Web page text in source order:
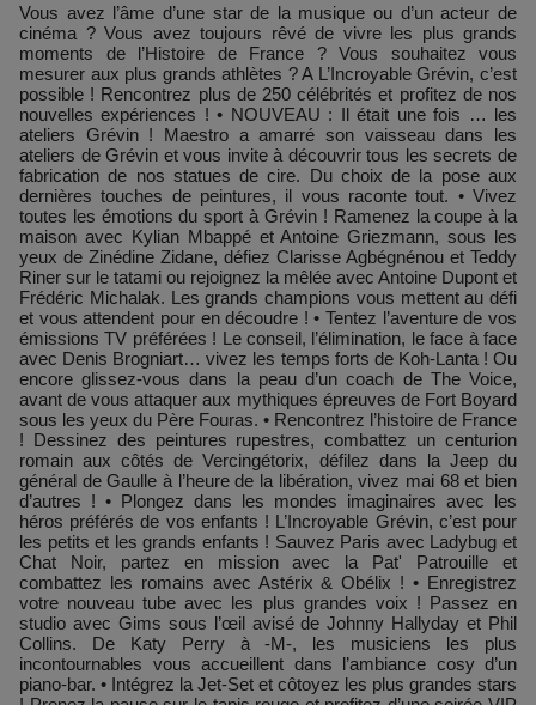
Vous avez l’âme d’une star de la musique ou d’un acteur de
cinéma ? Vous avez toujours rêvé de vivre les plus grands
moments de l’Histoire de France ? Vous souhaitez vous
mesurer aux plus grands athlètes ? A L’Incroyable Grévin, c’est
possible ! Rencontrez plus de 250 célébrités et profitez de nos
nouvelles expériences ! • NOUVEAU : Il était une fois … les
ateliers Grévin ! Maestro a amarré son vaisseau dans les
ateliers de Grévin et vous invite à découvrir tous les secrets de
fabrication de nos statues de cire. Du choix de la pose aux
dernières touches de peintures, il vous raconte tout. • Vivez
toutes les émotions du sport à Grévin ! Ramenez la coupe à la
maison avec Kylian Mbappé et Antoine Griezmann, sous les
yeux de Zinédine Zidane, défiez Clarisse Agbégnénou et Teddy
Riner sur le tatami ou rejoignez la mêlée avec Antoine Dupont et
Frédéric Michalak. Les grands champions vous mettent au défi
et vous attendent pour en découdre ! • Tentez l’aventure de vos
émissions TV préférées ! Le conseil, l’élimination, le face à face
avec Denis Brogniart… vivez les temps forts de Koh-Lanta ! Ou
encore glissez-vous dans la peau d’un coach de The Voice,
avant de vous attaquer aux mythiques épreuves de Fort Boyard
sous les yeux du Père Fouras. • Rencontrez l’histoire de France
! Dessinez des peintures rupestres, combattez un centurion
romain aux côtés de Vercingétorix, défilez dans la Jeep du
général de Gaulle à l’heure de la libération, vivez mai 68 et bien
d’autres ! • Plongez dans les mondes imaginaires avec les
héros préférés de vos enfants ! L’Incroyable Grévin, c’est pour
les petits et les grands enfants ! Sauvez Paris avec Ladybug et
Chat Noir, partez en mission avec la Pat' Patrouille et
combattez les romains avec Astérix & Obélix ! • Enregistrez
votre nouveau tube avec les plus grandes voix ! Passez en
studio avec Gims sous l’œil avisé de Johnny Hallyday et Phil
Collins. De Katy Perry à -M-, les musiciens les plus
incontournables vous accueillent dans l’ambiance cosy d’un
piano-bar. • Intégrez la Jet-Set et côtoyez les plus grandes stars